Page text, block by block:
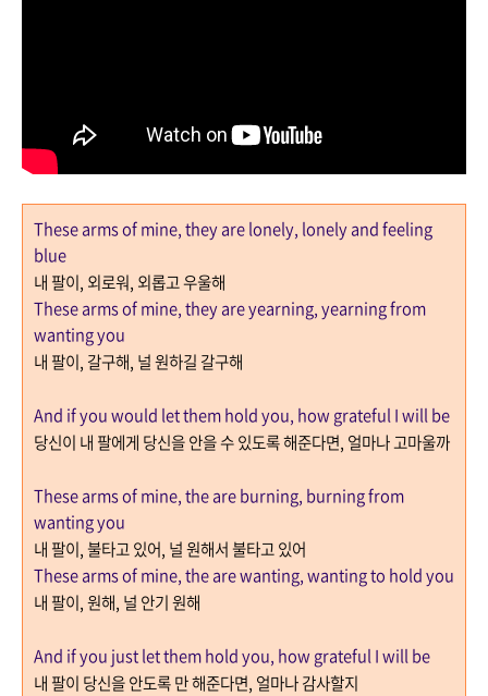
These arms of mine, they are lonely, lonely and feeling
blue
내 팔이, 외로워, 외롭고 우울해
These arms of mine, they are yearning, yearning from
wanting you
내 팔이, 갈구해, 널 원하길 갈구해
And if you would let them hold you, how grateful I will be
당신이 내 팔에게 당신을 안을 수 있도록 해준다면, 얼마나 고마울까
These arms of mine, the are burning, burning from
wanting you
내 팔이,불타고 있어, 널 원해서 불타고 있어
These arms of mine, the are wanting, wanting to hold you
내 팔이,원해, 널 안기 원해
And if you just let them hold you, how grateful I will be
내 팔이 당신을 안도록 만 해준다면, 얼마나 감사할지